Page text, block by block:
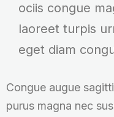
ociis congue
laoreet turpis
eget diam
Congue augue
purus magna nec